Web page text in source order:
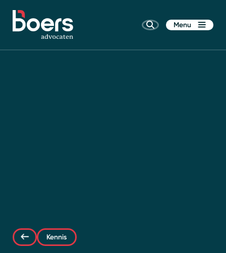
Contact
Menu
Kennis